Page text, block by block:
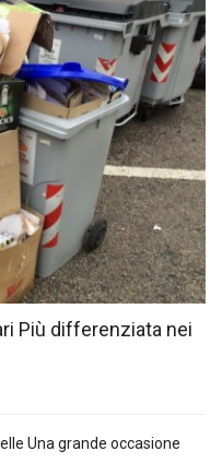
Più differenziata nei
Una grande occasione